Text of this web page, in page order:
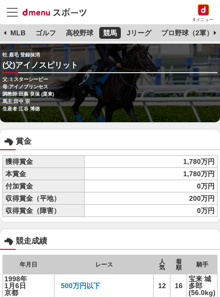
dメニュー
MLB ゴルフ 高校野球 競馬 Jリーグ プロ野球（2軍）
牡 鹿毛 登録抹消
(父)アイノスピリット
父:ミスターシービー
母:アイノプリンセス
調教師:田島 良保 (栗東)
馬主:田中 宗
生産者:江谷 博徳
賞金
獲得賞金
1,780万円
本賞金
1,780万円
付加賞金
0万円
収得賞金（平地）
200万円
収得賞金（障害）
0万円
競走成績
年月日 レース
人
気
着
順
騎手
1998年
1月6日
京都
500万円以下 12 16
宝来 城
多郎
(56.0kg)